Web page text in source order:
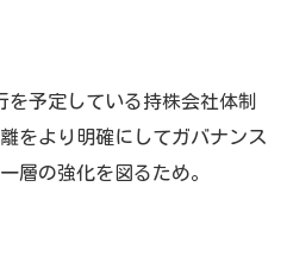
予定している持株会社体制
をより明確にしてガバナンス
層の強化を図るため。